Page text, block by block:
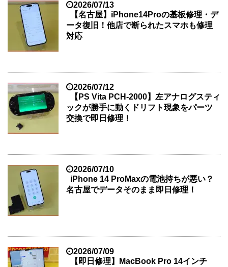
2026/07/13
【名古屋】iPhone14Proの基板修理・デ
ータ復旧！他店で断られたスマホも修理
対応
2026/07/12
【PS Vita PCH-2000】左アナログスティ
ックが勝手に動くドリフト現象をパーツ
交換で即日修理！
2026/07/10
iPhone 14 ProMaxの電池持ちが悪い？
名古屋でデータそのまま即日修理！
2026/07/09
【即日修理】MacBook Pro 14インチ